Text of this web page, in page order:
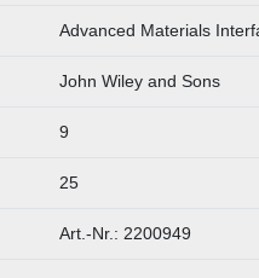
Advanced Materials
John Wiley and Sons
9
25
Art.-Nr.: 2200949